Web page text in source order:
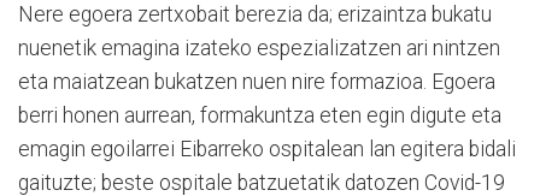
Nere egoera zertxobait berezia da; erizaintza bukatu
nuenetik emagina izateko espezializatzen ari nintzen
eta maiatzean bukatzen nuen nire formazioa. Egoera
berri honen aurrean, formakuntza eten egin digute eta
emagin egoilarrei Eibarreko ospitalean lan egitera bidali
gaituzte; beste ospitale batzuetatik datozen Covid-19